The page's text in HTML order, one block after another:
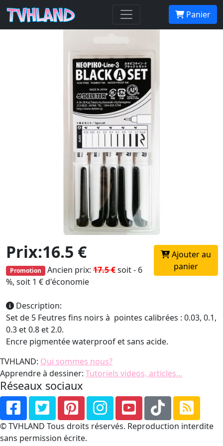
Panier
Set Neopiko Line-3 Noir A
Prix:16.5 €
Promotion Ancien prix:17.5 €soit - 6
%, soit 1 € d'économie
Ajouter au
panier
Description:
Set de 5 Feutres fins noirs à pointes calibrées : 0.03, 0.1,
0.3 et 0.8 et 2.0.
Encre pigmentée waterproof et sans acide.
TVHLAND: Qui sommes nous?
Apprendre à dessiner: Tutoriels videos, articles...
Réseaux sociaux
© TVHLAND Tous droits réservés. Reproduction interdite
sans permission écrite.